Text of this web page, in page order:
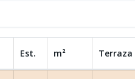
Est. m² Terraza